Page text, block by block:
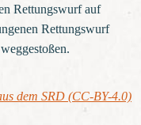
Rettungswurf auf
Rettungswurf
dem SRD (CC-BY-4.0)